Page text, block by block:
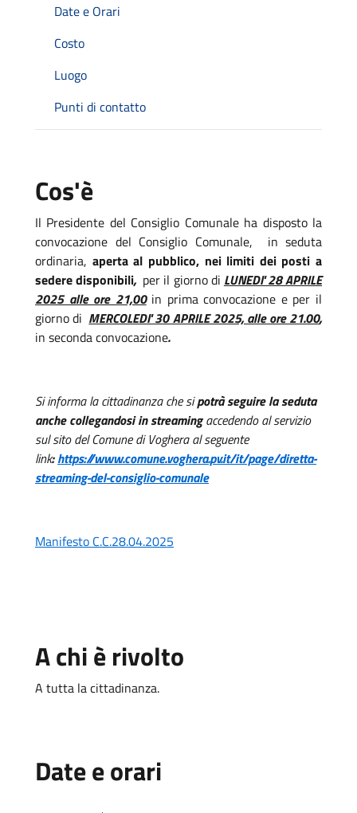
Date e Orari
Costo
Luogo
Punti di contatto
Cos'è
Il Presidente del Consiglio Comunale ha disposto la
convocazione del Consiglio Comunale, in seduta
ordinaria, aperta al pubblico, nei limiti dei posti a
sedere disponibili, per il giorno di LUNEDI' 28 APRILE
2025 alle ore 21,00 in prima convocazione e per il
giorno di MERCOLEDI' 30 APRILE 2025, alle ore 21.00,
in seconda convocazione.
Si informa la cittadinanza che sipotrà seguire la seduta
anche collegandosi in streaming accedendo al servizio
sul sito del Comune di Voghera al seguente
link: https://www.comune.voghera.pv.it/it/page/diretta-
streaming-del-consiglio-comunale
Manifesto C.C.28.04.2025
A chi è rivolto
A tutta la cittadinanza.
Date e orari